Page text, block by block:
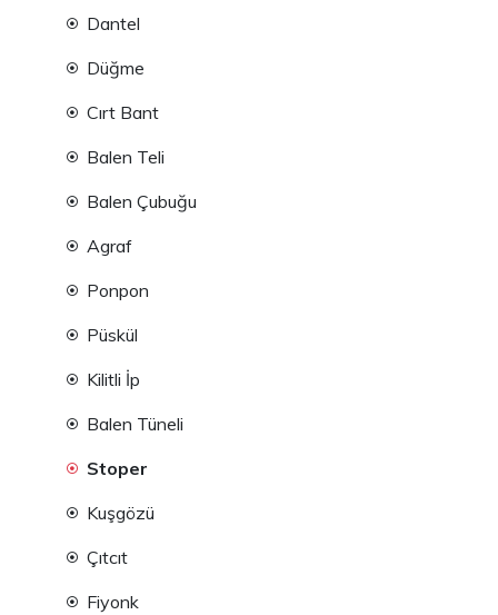
Dantel
Düğme
Cırt Bant
Balen Teli
Balen Çubuğu
Agraf
Ponpon
Püskül
Kilitli İp
Balen Tüneli
Stoper
Kuşgözü
Çıtcıt
Fiyonk